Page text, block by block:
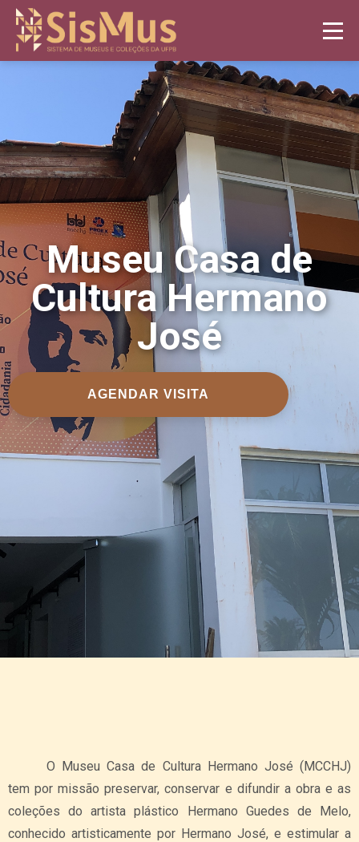
Museu Casa de
Cultura Hermano
José
AGENDAR VISITA
O Museu Casa de Cultura Hermano José (MCCHJ)
tem por missão preservar, conservar e difundir a obra e as
coleções do artista plástico Hermano Guedes de Melo,
conhecido artisticamente por Hermano José, e estimular a